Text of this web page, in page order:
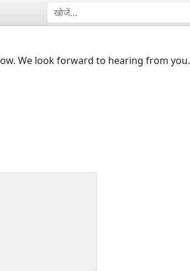
We look forward to hearing from you.